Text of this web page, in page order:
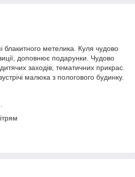
метелика. Куля чудово
доповнює подарунки. Чудово
заходів, тематичних прикрас.
малюка з пологового будинку.